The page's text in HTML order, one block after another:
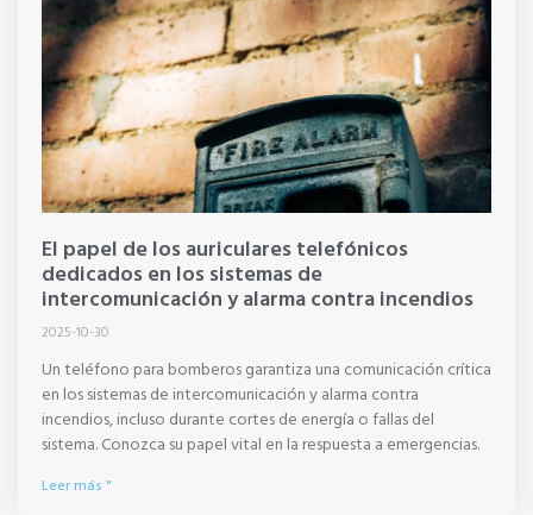
El papel de los auriculares telefónicos
dedicados en los sistemas de
intercomunicación y alarma contra incendios
2025-10-30
Un teléfono para bomberos garantiza una comunicación crítica
en los sistemas de intercomunicación y alarma contra
incendios, incluso durante cortes de energía o fallas del
sistema. Conozca su papel vital en la respuesta a emergencias.
Leer más "